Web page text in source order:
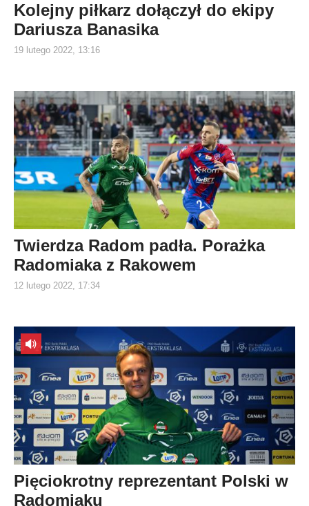
Kolejny piłkarz dołączył do ekipy
Dariusza Banasika
19 lutego 2022, 13:16
Twierdza Radom padła. Porażka
Radomiaka z Rakowem
12 lutego 2022, 17:34
Pięciokrotny reprezentant Polski w
Radomiaku